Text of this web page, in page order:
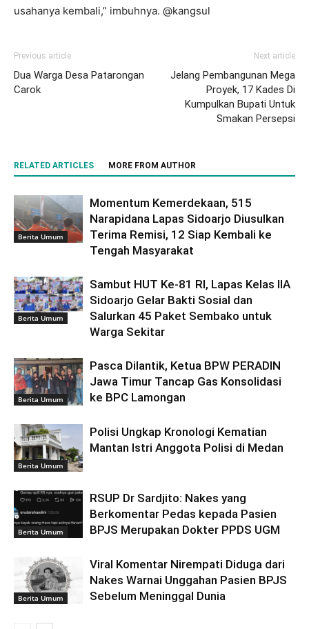
usahanya kembali,” imbuhnya. @kangsul
Previous article
Dua Warga Desa Patarongan
Carok
Next article
Jelang Pembangunan Mega
Proyek, 17 Kades Di
Kumpulkan Bupati Untuk
Smakan Persepsi
RELATED ARTICLES MORE FROM AUTHOR
Berita Umum
Momentum Kemerdekaan, 515
Narapidana Lapas Sidoarjo Diusulkan
Terima Remisi, 12 Siap Kembali ke
Tengah Masyarakat
Berita Umum
Sambut HUT Ke-81 RI, Lapas Kelas IIA
Sidoarjo Gelar Bakti Sosial dan
Salurkan 45 Paket Sembako untuk
Warga Sekitar
Berita Umum
Pasca Dilantik, Ketua BPW PERADIN
Jawa Timur Tancap Gas Konsolidasi
ke BPC Lamongan
Berita Umum
Polisi Ungkap Kronologi Kematian
Mantan Istri Anggota Polisi di Medan
Berita Umum
RSUP Dr Sardjito: Nakes yang
Berkomentar Pedas kepada Pasien
BPJS Merupakan Dokter PPDS UGM
Berita Umum
Viral Komentar Nirempati Diduga dari
Nakes Warnai Unggahan Pasien BPJS
Sebelum Meninggal Dunia